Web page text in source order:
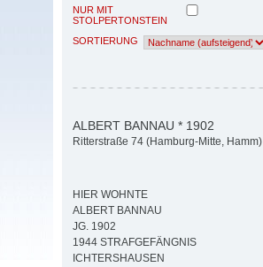
NUR MIT
STOLPERTONSTEIN
SORTIERUNG
ALBERT BANNAU * 1902
Ritterstraße 74 (Hamburg-Mitte, Hamm)
HIER WOHNTE
ALBERT BANNAU
JG. 1902
1944 STRAFGEFÄNGNIS
ICHTERSHAUSEN